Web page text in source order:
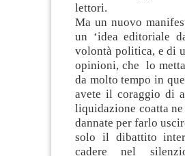
lettori.
Ma un nuovo
un ‘idea editoriale
volontà politica, e di
opinioni, che lo
da molto tempo in
avete il coraggio di
liquidazione coatta
dannate per farlo
solo il dibattito
cadere nel